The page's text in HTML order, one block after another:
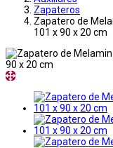
Zapateros
Zapatero de
101 x 90 x 20 cm